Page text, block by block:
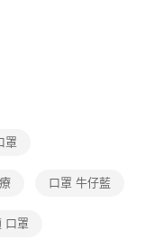
罩
口罩 牛仔藍
口罩